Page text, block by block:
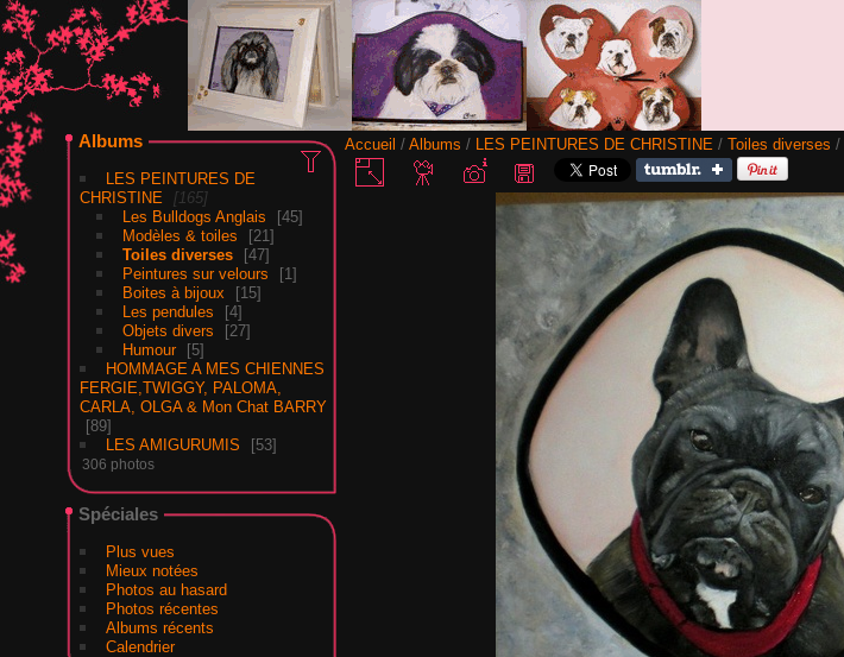
Albums
LES PEINTURES DE
CHRISTINE
165
Les Bulldogs Anglais
45
Modèles & toiles
21
Toiles diverses
47
Peintures sur velours
1
Boites à bijoux
15
Les pendules
4
Objets divers
27
Humour
5
HOMMAGE A MES CHIENNES
FERGIE,TWIGGY, PALOMA,
CARLA, OLGA & Mon Chat BARRY
89
LES AMIGURUMIS
53
306 photos
Spéciales
Plus vues
Mieux notées
Photos au hasard
Photos récentes
Albums récents
Calendrier
Accueil / Albums / LES PEINTURES DE CHRISTINE / Toiles diverses /